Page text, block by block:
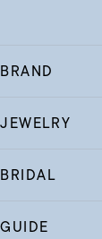
BRAND
JEWELRY
BRIDAL
GUIDE